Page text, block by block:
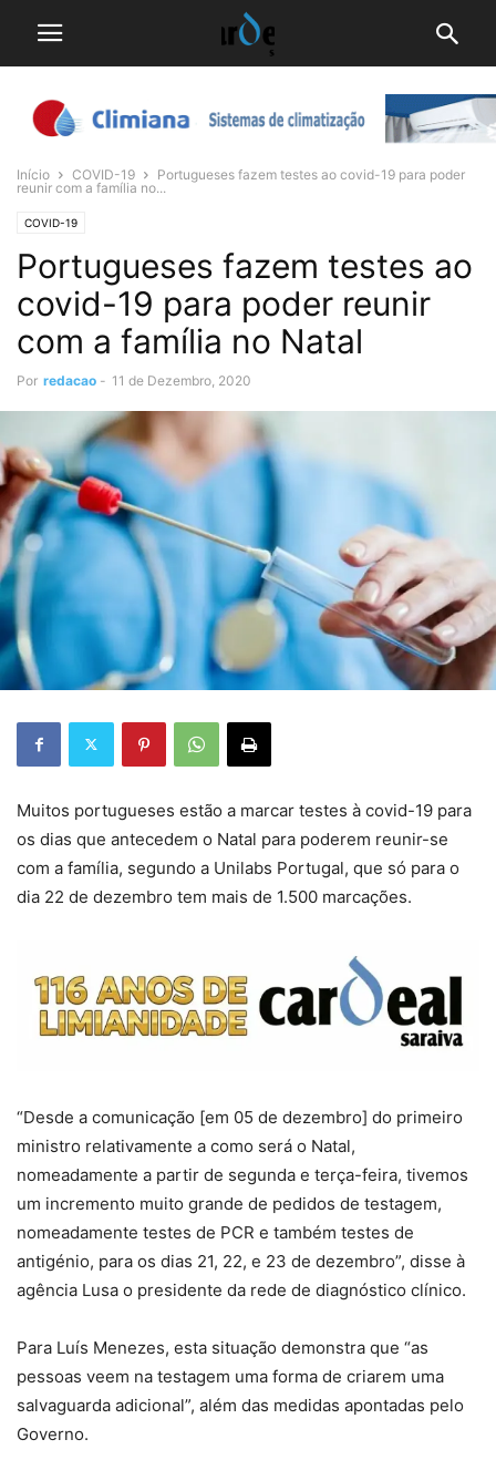
Início COVID-19
Portugueses fazem testes ao covid-19 para poder
reunir com a família no...
COVID-19
Portugueses fazem testes ao
covid-19 para poder reunir
com a família no Natal
Por redacao - 11 de Dezembro, 2020
Muitos portugueses estão a marcar testes à covid-19 para
os dias que antecedem o Natal para poderem reunir-se
com a família, segundo a Unilabs Portugal, que só para o
dia 22 de dezembro tem mais de 1.500 marcações.
“Desde a comunicação [em 05 de dezembro] do primeiro
ministro relativamente a como será o Natal,
nomeadamente a partir de segunda e terça-feira, tivemos
um incremento muito grande de pedidos de testagem,
nomeadamente testes de PCR e também testes de
antigénio, para os dias 21, 22, e 23 de dezembro”, disse à
agência Lusa o presidente da rede de diagnóstico clínico.
Para Luís Menezes, esta situação demonstra que “as
pessoas veem na testagem uma forma de criarem uma
salvaguarda adicional”, além das medidas apontadas pelo
Governo.